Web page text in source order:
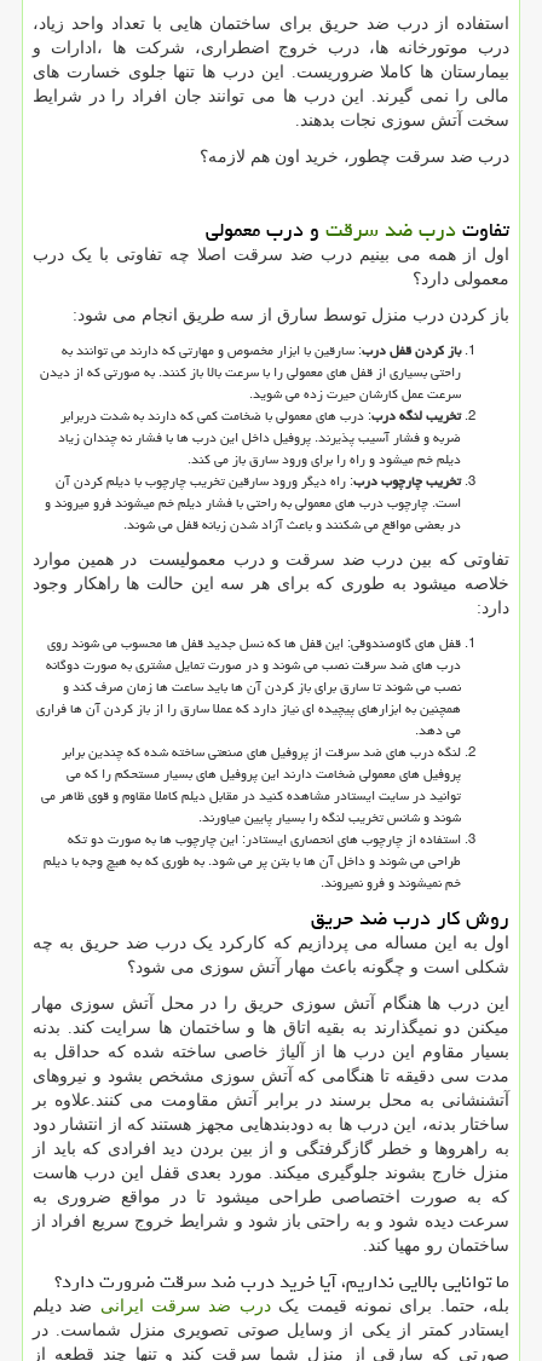
استفاده از درب ضد حریق برای ساختمان هایی با تعداد واحد زیاد،
درب موتورخانه ها، درب خروج اضطراری، شرکت ها ،ادارات و
بیمارستان ها کاملا ضروریست. این درب ها تنها جلوی خسارت های
مالی را نمی گیرند. این درب ها می توانند جان افراد را در شرایط
سخت آتش سوزی نجات بدهند.
درب ضد سرقت چطور، خرید اون هم لازمه؟
تفاوتدرب ضد سرقتو درب معمولی
اول از همه می بینیم درب ضد سرقت اصلا چه تفاوتی با یک درب
معمولی دارد؟
باز کردن درب منزل توسط سارق از سه طریق انجام می شود:
باز کردن قفل درب: سارقین با ابزار مخصوص و مهارتی که دارند می توانند به
راحتی بسیاری از قفل های معمولی را با سرعت بالا باز کنند. به صورتی که از دیدن
سرعت عمل کارشان حیرت زده می شوید.
تخریب لنگه درب: درب های معمولی با ضخامت کمی که دارند به شدت دربرابر
ضربه و فشار آسیب پذیرند. پروفیل داخل این درب ها با فشار نه چندان زیاد
دیلم خم میشود و راه را برای ورود سارق باز می کند.
تخریب چارچوب درب: راه دیگر ورود سارقین تخریب چارچوب با دیلم کردن آن
است. چارچوب درب های معمولی به راحتی با فشار دیلم خم میشوند فرو میروند و
در بعضی مواقع می شکنند و باعث آزاد شدن زبانه قفل می شوند.
تفاوتی که بین درب ضد سرقت و درب معمولیست در همین موارد
خلاصه میشود به طوری که برای هر سه این حالت ها راهکار وجود
دارد:
قفل های گاوصندوقی: این قفل ها که نسل جدید قفل ها محسوب می شوند روی
درب های ضد سرقت نصب می شوند و در صورت تمایل مشتری به صورت دوگانه
نصب می شوند تا سارق برای باز کردن آن ها باید ساعت ها زمان صرف کند و
همچنین به ابزارهای پیچیده ای نیاز دارد که عملا سارق را از باز کردن آن ها فراری
می دهد.
لنگه درب های ضد سرقت از پروفیل های صنعتی ساخته شده که چندین برابر
پروفیل های معمولی ضخامت دارند این پروفیل های بسیار مستحکم را که می
توانید در سایت ایستادر مشاهده کنید در مقابل دیلم کاملا مقاوم و قوی ظاهر می
شوند و شانس تخریب لنگه را بسیار پایین میاورند.
استفاده از چارچوب های انحصاری ایستادر: این چارچوب ها به صورت دو تکه
طراحی می شوند و داخل آن ها با بتن پر می شود. به طوری که به هیچ وجه با دیلم
خم نمیشوند و فرو نمیروند.
روش کار درب ضد حریق
اول به این مساله می پردازیم که کارکرد یک درب ضد حریق به چه
شکلی است و چگونه باعث مهار آتش سوزی می شود؟
این درب ها هنگام آتش سوزی حریق را در محل آتش سوزی مهار
میکنن دو نمیگذارند به بقیه اتاق ها و ساختمان ها سرایت کند. بدنه
بسیار مقاوم این درب ها از آلیاژ خاصی ساخته شده که حداقل به
مدت سی دقیقه تا هنگامی که آتش سوزی مشخص بشود و نیروهای
آتشنشانی به محل برسند در برابر آتش مقاومت می کنند.علاوه بر
ساختار بدنه، این درب ها به دودبندهایی مجهز هستند که از انتشار دود
به راهروها و خطر گازگرفتگی و از بین بردن دید افرادی که باید از
منزل خارج بشوند جلوگیری میکند. مورد بعدی قفل این درب هاست
که به صورت اختصاصی طراحی میشود تا در مواقع ضروری به
سرعت دیده شود و به راحتی باز شود و شرایط خروج سریع افراد از
ساختمان رو مهیا کند.
ما توانایی بالایی نداریم، آیا خرید درب ضد سرقت ضرورت دارد؟
بله، حتما. برای نمونه قیمت یکدرب ضد سرقت ایرانی ضد دیلم
ایستادر کمتر از یکی از وسایل صوتی تصویری منزل شماست. در
صورتی که سارقی از منزل شما سرقت کند و تنها چند قطعه از